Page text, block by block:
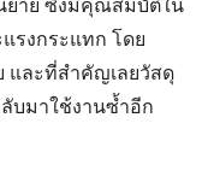
ย้าย ซึ่งมีคุณสมบัติใน
รงกระแทก โดย
และที่สำคัญเลยวัสดุ
บมาใช้งานซ้ำอีก